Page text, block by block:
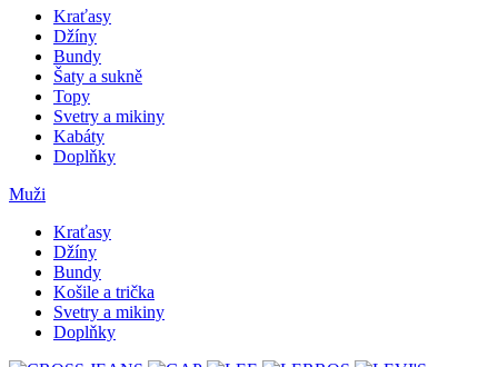
Kraťasy
Džíny
Bundy
Šaty a sukně
Topy
Svetry a mikiny
Kabáty
Doplňky
Muži
Kraťasy
Džíny
Bundy
Košile a trička
Svetry a mikiny
Doplňky